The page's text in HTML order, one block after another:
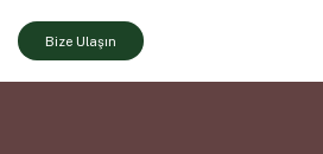
Bize Ulaşın